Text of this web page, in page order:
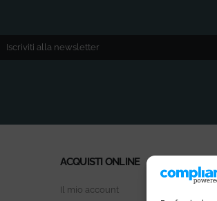
Iscriviti alla newsletter
ACQUISTI ONLINE
Il mio account